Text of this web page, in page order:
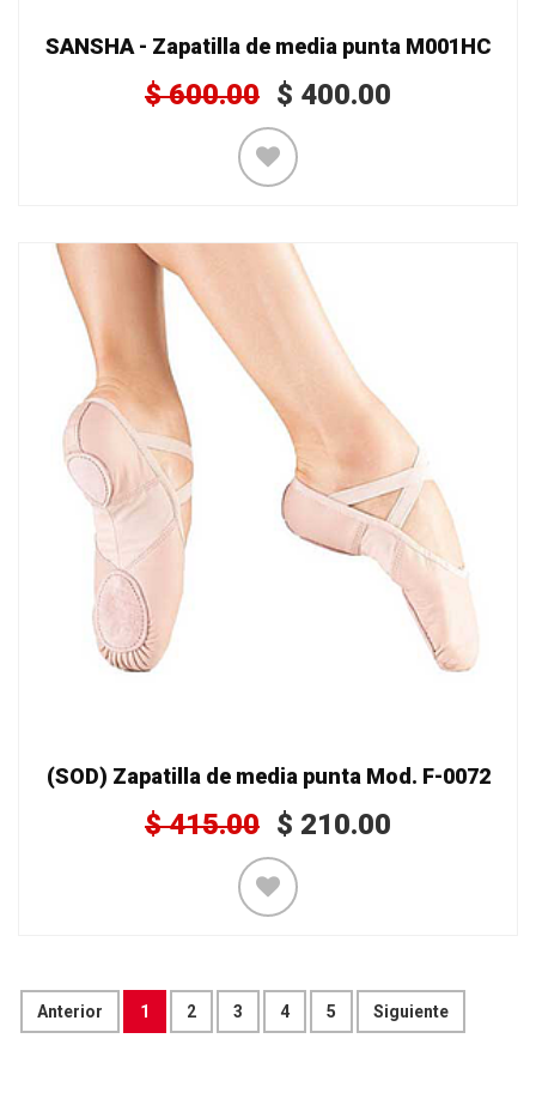
SANSHA - Zapatilla de media punta M001HC
$600.00 $ 400.00
(SOD) Zapatilla de media punta Mod. F-0072
$415.00 $ 210.00
Anterior 1 2 3 4 5 Siguiente